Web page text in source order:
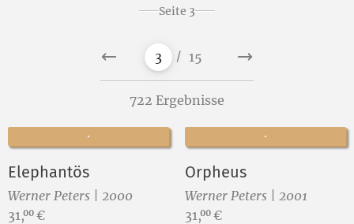
Seite 3
3
15
722 Ergebnisse
Elephantös
Werner Peters | 2000
Preis:
31,00 €
Orpheus
Werner Peters | 2001
Preis:
31,00 €